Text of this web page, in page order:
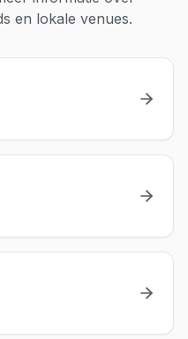
en lokale venues.